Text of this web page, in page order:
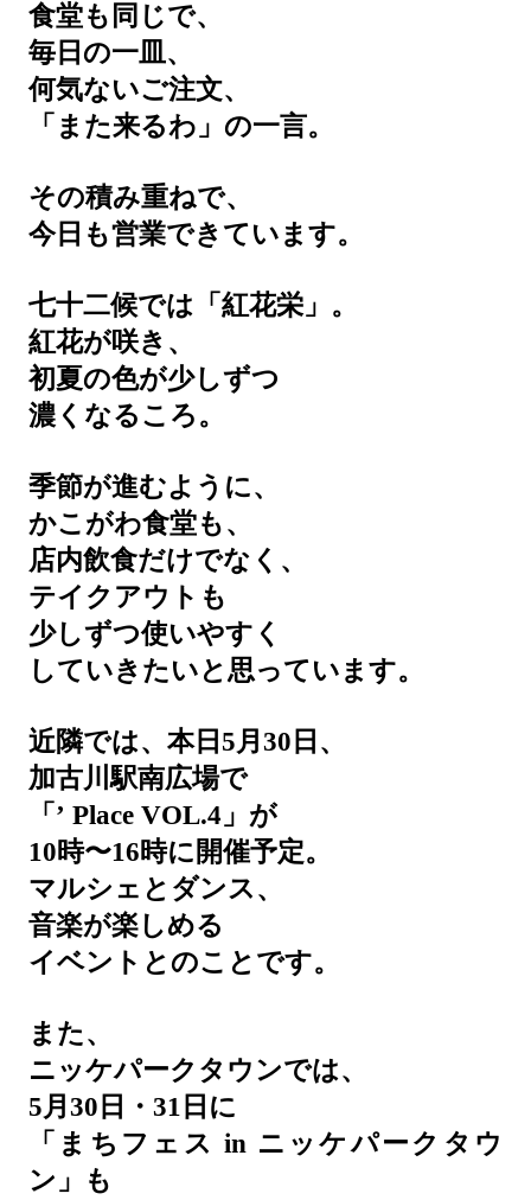
食堂も同じで、
毎日の一皿、
何気ないご注文、
「また来るわ」の一言。
その積み重ねで、
今日も営業できています。
七十二候では「紅花栄」。
紅花が咲き、
初夏の色が少しずつ
濃くなるころ。
季節が進むように、
かこがわ食堂も、
店内飲食だけでなく、
テイクアウトも
少しずつ使いやすく
していきたいと思っています。
近隣では、本日5月30日、
加古川駅南広場で
「’ Place VOL.4」が
10時〜16時に開催予定。
マルシェとダンス、
音楽が楽しめる
イベントとのことです。
また、
ニッケパークタウンでは、
5月30日・31日に
「まちフェス in ニッケパークタウ
ン」も